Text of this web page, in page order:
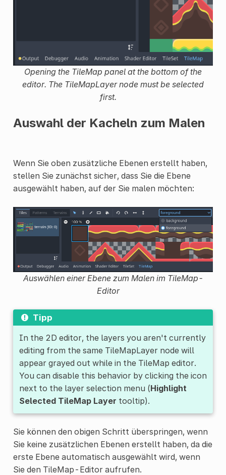
Opening the TileMap panel at the bottom of the
editor. The TileMapLayer node must be selected
first.
Auswahl der Kacheln zum Malen
Wenn Sie oben zusätzliche Ebenen erstellt haben,
stellen Sie zunächst sicher, dass Sie die Ebene
ausgewählt haben, auf der Sie malen möchten:
Auswählen einer Ebene zum Malen im TileMap-
Editor
Tipp
In the 2D editor, the layers you aren't currently
editing from the same TileMapLayer node will
appear grayed out while in the TileMap editor.
You can disable this behavior by clicking the icon
next to the layer selection menu (Highlight
Selected TileMap Layer tooltip).
Sie können den obigen Schritt überspringen, wenn
Sie keine zusätzlichen Ebenen erstellt haben, da die
erste Ebene automatisch ausgewählt wird, wenn
Sie den TileMap-Editor aufrufen.